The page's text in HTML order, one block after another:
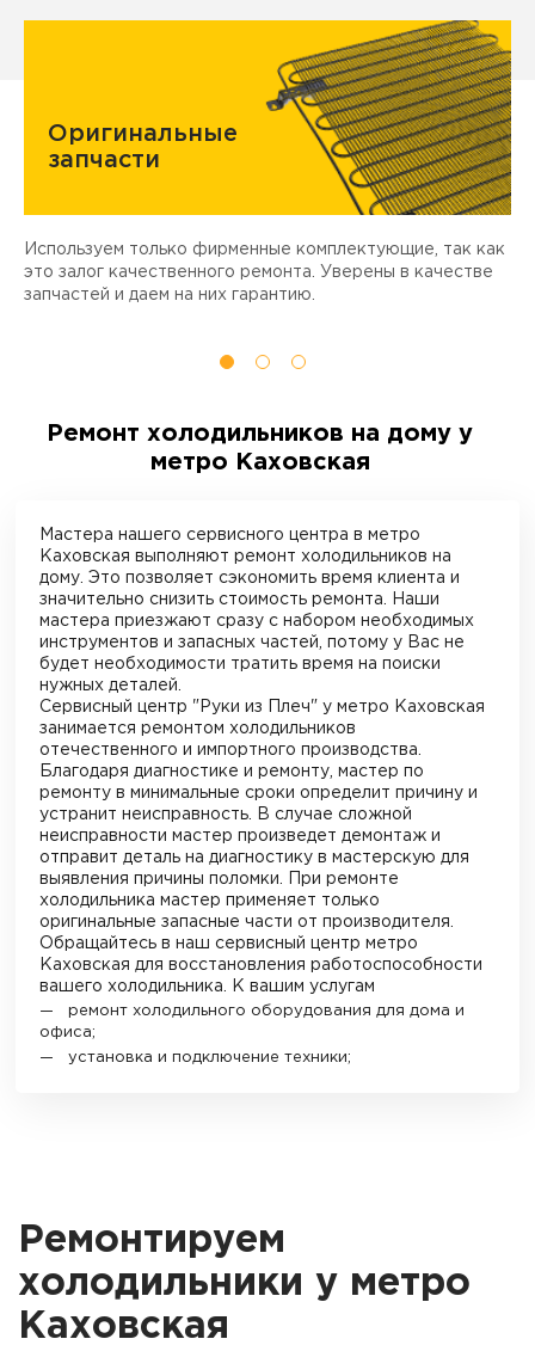
Оригинальные
запчасти
Используем только фирменные комплектующие, так как
это залог качественного ремонта. Уверены в качестве
запчастей и даем на них гарантию.
Ремонт холодильников на дому у
метро Каховская
Мастера нашего сервисного центра вметро
Каховская выполняют ремонт холодильников на
дому. Это позволяет сэкономить время клиента и
значительно снизить стоимость ремонта. Наши
мастера приезжают сразу с набором необходимых
инструментов и запасных частей, потому у Вас не
будет необходимости тратить время на поиски
нужных деталей.
Сервисный центр "Руки из Плеч"у метро Каховская
занимается ремонтом холодильников
отечественного и импортного производства.
Благодаря диагностике и ремонту, мастер по
ремонту в минимальные сроки определит причину и
устранит неисправность. В случае сложной
неисправности мастер произведет демонтаж и
отправит деталь на диагностику в мастерскую для
выявления причины поломки. При ремонте
холодильника мастер применяет только
оригинальные запасные части от производителя.
Обращайтесь в наш сервисный центрметро
Каховская для восстановления работоспособности
вашего холодильника. К вашим услугам
ремонт холодильного оборудования для дома и
офиса;
установка и подключение техники;
Ремонтируем
холодильники у метро
Каховская